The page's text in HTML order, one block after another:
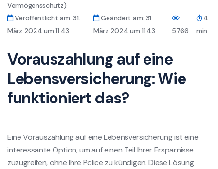
Vermögensschutz)
Veröffentlicht am: 31.
März 2024 um 11:43
Geändert am: 31.
März 2024 um 11:43
5766
4
min
Vorauszahlung auf eine
Lebensversicherung: Wie
funktioniert das?
Eine Vorauszahlung auf eine Lebensversicherung ist eine
interessante Option, um auf einen Teil Ihrer Ersparnisse
zuzugreifen, ohne Ihre Police zu kündigen. Diese Lösung